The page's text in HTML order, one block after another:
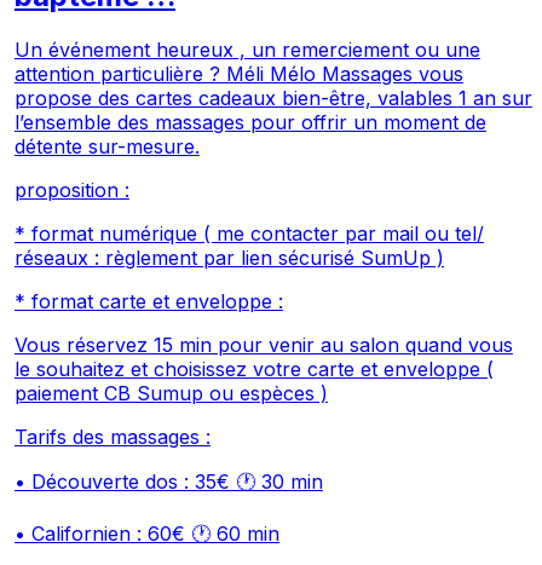
Un événement heureux , un remerciement ou une
attention particulière ? Méli Mélo Massages vous
propose des cartes cadeaux bien-être, valables 1 an sur
l’ensemble des massages pour offrir un moment de
détente sur-mesure.
proposition :
* format numérique ( me contacter par mail ou tel/
réseaux : règlement par lien sécurisé SumUp )
* format carte et enveloppe :
Vous réservez 15 min pour venir au salon quand vous
le souhaitez et choisissez votre carte et enveloppe (
paiement CB Sumup ou espèces )
Tarifs des massages :
• Découverte dos : 35€ 🕐 30 min
• Californien : 60€ 🕐 60 min